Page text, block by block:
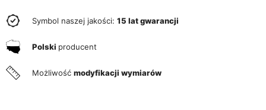
Symbol naszej jakości: 15 lat gwarancji
Polski producent
Możliwość modyfikacji wymiarów